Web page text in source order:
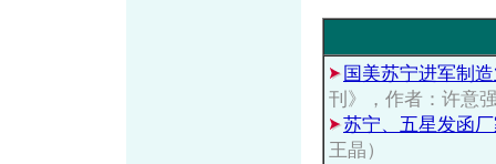
国美苏宁进军制
刊》，作者：许意
苏宁、五星发函
王晶）